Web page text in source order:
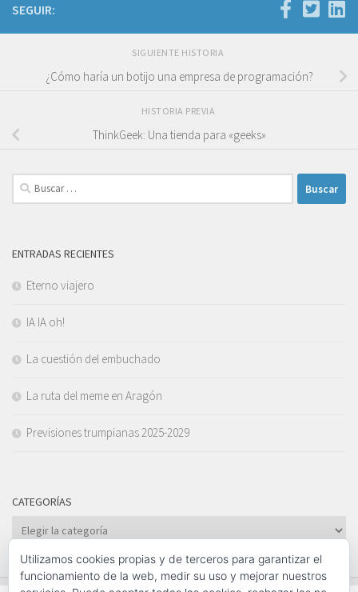
SEGUIR:
SIGUIENTE HISTORIA
¿Cómo haría un botijo una empresa de programación?
HISTORIA PREVIA
ThinkGeek: Una tienda para «geeks»
Buscar:
ENTRADAS RECIENTES
Eterno viajero
IA IA oh!
La cuestión del embuchado
La ruta del meme en Aragón
Previsiones trumpianas 2025-2029
CATEGORÍAS
Categorías
Utilizamos cookies propias y de terceros para garantizar el
funcionamiento de la web, medir su uso y mejorar nuestros